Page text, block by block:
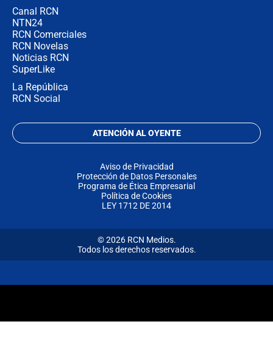
Canal RCN
NTN24
RCN Comerciales
RCN Novelas
Noticias RCN
SuperLike
La República
RCN Social
ATENCIÓN AL OYENTE
Aviso de Privacidad
Protección de Datos Personales
Programa de Ética Empresarial
Política de Cookies
LEY 1712 DE 2014
© 2026 RCN Medios.
Todos los derechos reservados.